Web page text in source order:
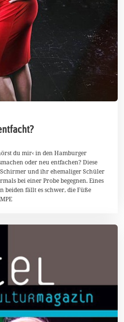
du mir‹ in den Hamburger
oder neu entfachen? Diese
und ihr ehemaliger Schüler
bei einer Probe begegnen. Eines
beiden fällt es schwer, die Füße